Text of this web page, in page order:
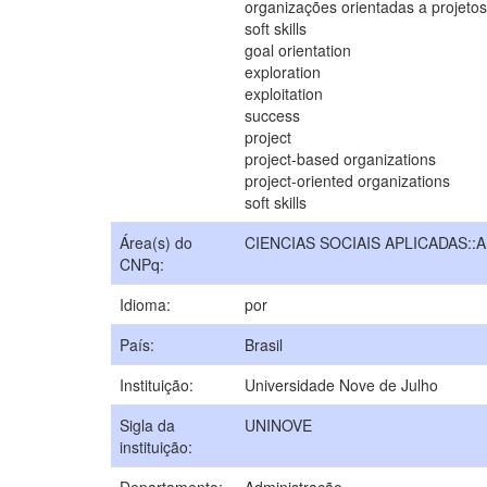
organizações orientadas a projetos
soft skills
goal orientation
exploration
exploitation
success
project
project-based organizations
project-oriented organizations
soft skills
Área(s) do
CNPq:
CIENCIAS SOCIAIS
Idioma:
por
País:
Brasil
Instituição:
Universidade Nove de Julho
Sigla da
instituição:
UNINOVE